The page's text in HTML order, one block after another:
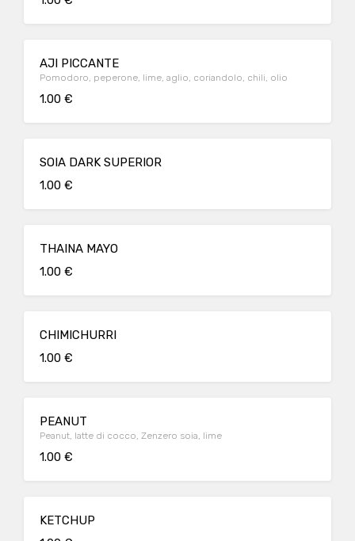
AJI PICCANTE
Pomodoro, peperone, lime, aglio, coriandolo, chili, olio
1.00 €
SOIA DARK SUPERIOR
1.00 €
THAINA MAYO
1.00 €
CHIMICHURRI
1.00 €
PEANUT
Peanut, latte di cocco, Zenzero soia, lime
1.00 €
KETCHUP